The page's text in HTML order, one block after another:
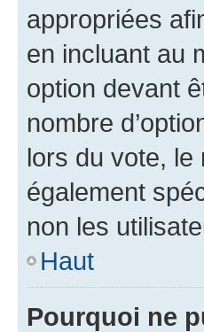
appropriées
en incluant au
option devant
nombre
lors du vote, le
également
non les
Haut
Pourquoi ne